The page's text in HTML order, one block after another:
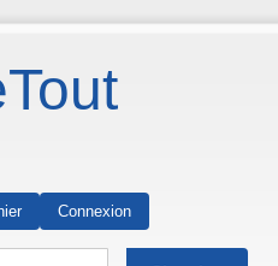
Connexion